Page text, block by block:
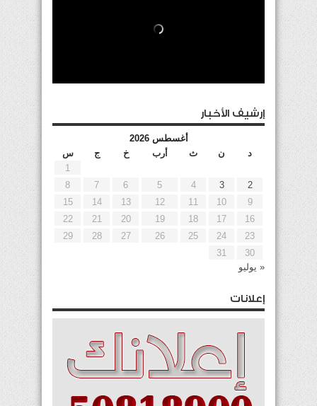
إرشيف الأخبار
أغسطس 2026
د
ن ث أرب خ ج
س
1
2
3
4
5
6
7
8
9
10
11
12
13
14
15
16
17
18
19
20
21
22
23
24
25
26
27
28
29
30
31
« يوليو
إعلانات